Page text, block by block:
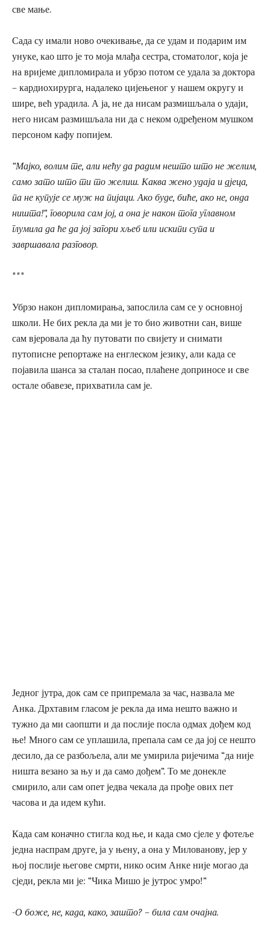
све мање.
Сада су имали ново очекивање, да се удам и подарим им
унуке, као што је то моја млађа сестра, стоматолог, која је
на вријеме дипломирала и убрзо потом се удала за доктора
– кардиохирурга, надалеко цијењеног у нашем округу и
шире, већ урадила. А ја, не да нисам размишљала о удаји,
него нисам размишљала ни да с неком одређеном мушком
персоном кафу попијем.
“Мајко, волим те, али нећу да радим нешто што не желим,
само зато што ти то желиш. Каква жено удаја и дјеца,
па не купује се муж на пијаци. Ако буде, биће, ако не, онда
ништа!”, говорила сам јој, а она је након тога углавном
глумила да ће да јој загори хљеб или искипи супа и
завршавала разговор.
***
Убрзо након дипломирања, запослила сам се у основној
школи. Не бих рекла да ми је то био животни сан, више
сам вјеровала да ћу путовати по свијету и снимати
путописне репортаже на енглеском језику, али када се
појавила шанса за сталан посао, плаћене доприносе и све
остале обавезе, прихватила сам је.
Једног јутра, док сам се припремала за час, назвала ме
Анка. Дрхтавим гласом је рекла да има нешто важно и
тужно да ми саопшти и да послије посла одмах дођем код
ње! Много сам се уплашила, препала сам се да јој се нешто
десило, да се разбољела, али ме умирила ријечима “да није
ништа везано за њу и да само дођем”. То ме донекле
смирило, али сам опет једва чекала да прође ових пет
часова и да идем кући.
Када сам коначно стигла код ње, и када смо сјеле у фотеље
једна наспрам друге, ја у њену, а она у Милованову, јер у
њој послије његове смрти, нико осим Анке није могао да
сједи, рекла ми је: “Чика Мишо је јутрос умро!”
-О боже, не, када, како, зашто? – била сам очајна.